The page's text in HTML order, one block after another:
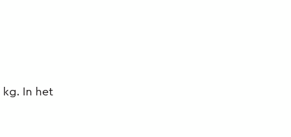
kg. In het